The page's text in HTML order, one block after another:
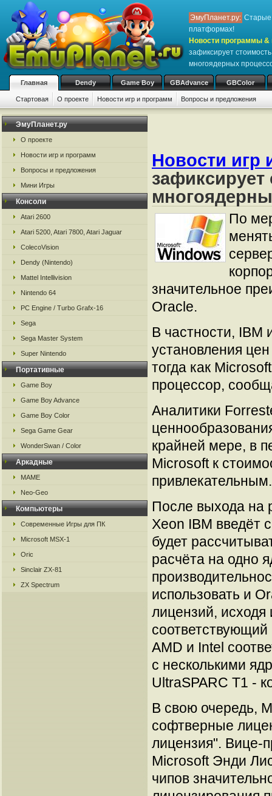
ЭмуПланет.ру: Старые
платформах!
Новости программы &
зафиксирует
многоядерных
Главная Dendy Game Boy GBAdvance GBColor
Стартовая О проекте Новости игр и программ Вопросы и предложения
ЭмуПланет.ру
О проекте
Новости игр и программ
Вопросы и предложения
Мини Игры
Консоли
Atari 2600
Atari 5200, Atari 7800, Atari Jaguar
ColecoVision
Dendy (Nintendo)
Mattel Intellivision
Nintendo 64
PC Engine / Turbo Grafx-16
Sega
Sega Master System
Super Nintendo
Портативные
Game Boy
Game Boy Advance
Game Boy Color
Sega Game Gear
WonderSwan / Color
Аркадные
MAME
Neo-Geo
Компьютеры
Современные Игры для ПК
Microsoft MSX-1
Oric
Sinclair ZX-81
ZX Spectrum
Новости игр
По
значительное
Oracle.
В частности, IBM
установления
тогда как
процессор,
Аналитики
крайней мере, в
Microsoft к
привлекательным.
После выхода на
Xeon IBM введёт
будет
расчёта на одно
использовать и
лицензий, исходя
AMD и Intel
с несколькими
UltraSPARC T1 -
В свою очередь,
софтверные
лицензия". Вице-
Microsoft Энди
чипов